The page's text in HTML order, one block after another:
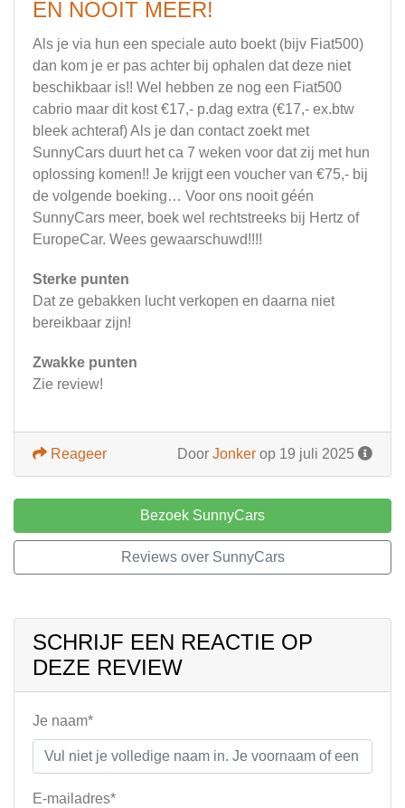
EN NOOIT MEER!
Als je via hun een speciale auto boekt (bijv Fiat500)
dan kom je er pas achter bij ophalen dat deze niet
beschikbaar is!! Wel hebben ze nog een Fiat500
cabrio maar dit kost €17,- p.dag extra (€17,- ex.btw
bleek achteraf) Als je dan contact zoekt met
SunnyCars duurt het ca 7 weken voor dat zij met hun
oplossing komen!! Je krijgt een voucher van €75,- bij
de volgende boeking… Voor ons nooit géén
SunnyCars meer, boek wel rechtstreeks bij Hertz of
EuropeCar. Wees gewaarschuwd!!!!
Sterke punten
Dat ze gebakken lucht verkopen en daarna niet
bereikbaar zijn!
Zwakke punten
Zie review!
Door Jonker op 19 juli 2025
Reageer
Bezoek SunnyCars
Reviews over SunnyCars
SCHRIJF EEN REACTIE OP
DEZE REVIEW
Je naam*
E-mailadres*